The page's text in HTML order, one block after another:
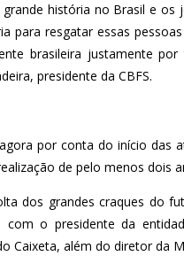
história no Brasil e os
para resgatar essas
brasileira justamente
presidente da CBFS.
por conta do início das
de pelo menos dois
dos grandes craques do
com o presidente da
Caixeta, além do diretor da